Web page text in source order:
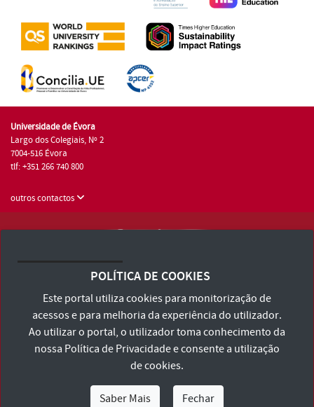
Universidade de Évora
Largo dos Colegiais, Nº 2
7004-516 Évora
tlf: +351 266 740 800
outros contactos
Consulte os Termos e Condições e Política de Privacidade
Declaração de Acessibilidade
POLÍTICA DE COOKIES
Este portal utiliza cookies para monitorização de
acessos e para melhoria da experiência do utilizador.
Ao utilizar o portal, o utilizador toma conhecimento da
nossa Política de Privacidadee consente a utilização
de cookies.
Saber Mais Fechar